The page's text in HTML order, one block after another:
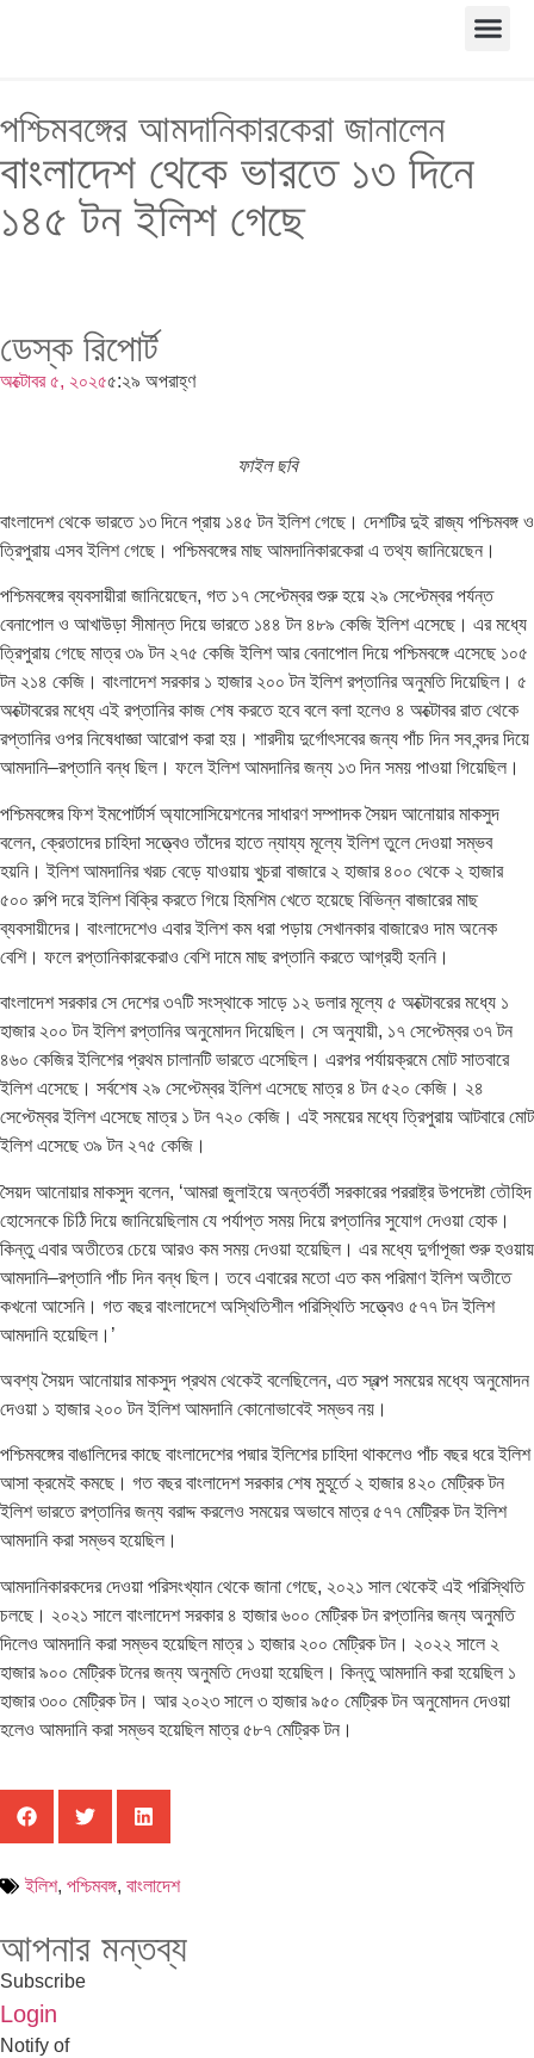
পশ্চিমবঙ্গের আমদানিকারকেরা জানালেন
বাংলাদেশ থেকে ভারতে ১৩ দিনে
১৪৫ টন ইলিশ গেছে
ডেস্ক রিপোর্ট
অক্টোবর ৫, ২০২৫৫:২৯ অপরাহ্ণ
ফাইল ছবি
বাংলাদেশ থেকে ভারতে ১৩ দিনে প্রায় ১৪৫ টন ইলিশ গেছে। দেশটির দুই রাজ্য পশ্চিমবঙ্গ ও
ত্রিপুরায় এসব ইলিশ গেছে। পশ্চিমবঙ্গের মাছ আমদানিকারকেরা এ তথ্য জানিয়েছেন।
পশ্চিমবঙ্গের ব্যবসায়ীরা জানিয়েছেন, গত ১৭ সেপ্টেম্বর শুরু হয়ে ২৯ সেপ্টেম্বর পর্যন্ত
বেনাপোল ও আখাউড়া সীমান্ত দিয়ে ভারতে ১৪৪ টন ৪৮৯ কেজি ইলিশ এসেছে। এর মধ্যে
ত্রিপুরায় গেছে মাত্র ৩৯ টন ২৭৫ কেজি ইলিশ আর বেনাপোল দিয়ে পশ্চিমবঙ্গে এসেছে ১০৫
টন ২১৪ কেজি। বাংলাদেশ সরকার ১ হাজার ২০০ টন ইলিশ রপ্তানির অনুমতি দিয়েছিল। ৫
অক্টোবরের মধ্যে এই রপ্তানির কাজ শেষ করতে হবে বলে বলা হলেও ৪ অক্টোবর রাত থেকে
রপ্তানির ওপর নিষেধাজ্ঞা আরোপ করা হয়। শারদীয় দুর্গোৎসবের জন্য পাঁচ দিন সব বন্দর দিয়ে
আমদানি–রপ্তানি বন্ধ ছিল। ফলে ইলিশ আমদানির জন্য ১৩ দিন সময় পাওয়া গিয়েছিল।
পশ্চিমবঙ্গের ফিশ ইমপোর্টার্স অ্যাসোসিয়েশনের সাধারণ সম্পাদক সৈয়দ আনোয়ার মাকসুদ
বলেন, ক্রেতাদের চাহিদা সত্ত্বেও তাঁদের হাতে ন্যায্য মূল্যে ইলিশ তুলে দেওয়া সম্ভব
হয়নি। ইলিশ আমদানির খরচ বেড়ে যাওয়ায় খুচরা বাজারে ২ হাজার ৪০০ থেকে ২ হাজার
৫০০ রুপি দরে ইলিশ বিক্রি করতে গিয়ে হিমশিম খেতে হয়েছে বিভিন্ন বাজারের মাছ
ব্যবসায়ীদের। বাংলাদেশেও এবার ইলিশ কম ধরা পড়ায় সেখানকার বাজারেও দাম অনেক
বেশি। ফলে রপ্তানিকারকেরাও বেশি দামে মাছ রপ্তানি করতে আগ্রহী হননি।
বাংলাদেশ সরকার সে দেশের ৩৭টি সংস্থাকে সাড়ে ১২ ডলার মূল্যে ৫ অক্টোবরের মধ্যে ১
হাজার ২০০ টন ইলিশ রপ্তানির অনুমোদন দিয়েছিল। সে অনুযায়ী, ১৭ সেপ্টেম্বর ৩৭ টন
৪৬০ কেজির ইলিশের প্রথম চালানটি ভারতে এসেছিল। এরপর পর্যায়ক্রমে মোট সাতবারে
ইলিশ এসেছে। সর্বশেষ ২৯ সেপ্টেম্বর ইলিশ এসেছে মাত্র ৪ টন ৫২০ কেজি। ২৪
সেপ্টেম্বর ইলিশ এসেছে মাত্র ১ টন ৭২০ কেজি। এই সময়ের মধ্যে ত্রিপুরায় আটবারে মোট
ইলিশ এসেছে ৩৯ টন ২৭৫ কেজি।
সৈয়দ আনোয়ার মাকসুদ বলেন, ‘আমরা জুলাইয়ে অন্তর্বর্তী সরকারের পররাষ্ট্র উপদেষ্টা তৌহিদ
হোসেনকে চিঠি দিয়ে জানিয়েছিলাম যে পর্যাপ্ত সময় দিয়ে রপ্তানির সুযোগ দেওয়া হোক।
কিন্তু এবার অতীতের চেয়ে আরও কম সময় দেওয়া হয়েছিল। এর মধ্যে দুর্গাপূজা শুরু হওয়ায়
আমদানি–রপ্তানি পাঁচ দিন বন্ধ ছিল। তবে এবারের মতো এত কম পরিমাণ ইলিশ অতীতে
কখনো আসেনি। গত বছর বাংলাদেশে অস্থিতিশীল পরিস্থিতি সত্ত্বেও ৫৭৭ টন ইলিশ
আমদানি হয়েছিল।’
অবশ্য সৈয়দ আনোয়ার মাকসুদ প্রথম থেকেই বলেছিলেন, এত স্বল্প সময়ের মধ্যে অনুমোদন
দেওয়া ১ হাজার ২০০ টন ইলিশ আমদানি কোনোভাবেই সম্ভব নয়।
পশ্চিমবঙ্গের বাঙালিদের কাছে বাংলাদেশের পদ্মার ইলিশের চাহিদা থাকলেও পাঁচ বছর ধরে ইলিশ
আসা ক্রমেই কমছে। গত বছর বাংলাদেশ সরকার শেষ মুহূর্তে ২ হাজার ৪২০ মেট্রিক টন
ইলিশ ভারতে রপ্তানির জন্য বরাদ্দ করলেও সময়ের অভাবে মাত্র ৫৭৭ মেট্রিক টন ইলিশ
আমদানি করা সম্ভব হয়েছিল।
আমদানিকারকদের দেওয়া পরিসংখ্যান থেকে জানা গেছে, ২০২১ সাল থেকেই এই পরিস্থিতি
চলছে। ২০২১ সালে বাংলাদেশ সরকার ৪ হাজার ৬০০ মেট্রিক টন রপ্তানির জন্য অনুমতি
দিলেও আমদানি করা সম্ভব হয়েছিল মাত্র ১ হাজার ২০০ মেট্রিক টন। ২০২২ সালে ২
হাজার ৯০০ মেট্রিক টনের জন্য অনুমতি দেওয়া হয়েছিল। কিন্তু আমদানি করা হয়েছিল ১
হাজার ৩০০ মেট্রিক টন। আর ২০২৩ সালে ৩ হাজার ৯৫০ মেট্রিক টন অনুমোদন দেওয়া
হলেও আমদানি করা সম্ভব হয়েছিল মাত্র ৫৮৭ মেট্রিক টন।
ইলিশ, পশ্চিমবঙ্গ, বাংলাদেশ
আপনার মন্তব্য
Subscribe
Login
Notify of